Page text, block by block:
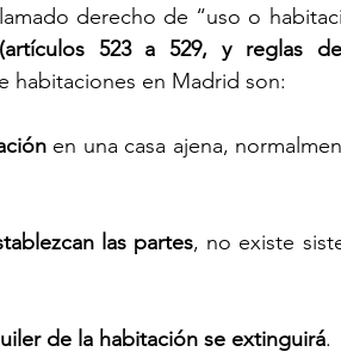
derecho de “uso o
523 a 529, y reglas
habitaciones en Madrid son:
en una casa ajena,
las partes, no existe
de la habitación se extinguirá.